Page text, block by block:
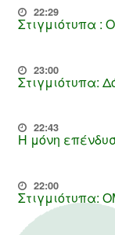
22:29
Στιγμιότυπα :
23:00
Στιγμιότυπα:
22:43
Η μόνη
22:00
Στιγμιότυπα: